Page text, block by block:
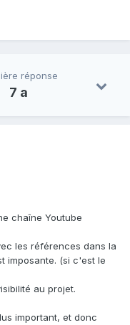
réponse
7 a
chaîne Youtube
les références dans la
imposante. (si c'est le
au projet.
important, et donc